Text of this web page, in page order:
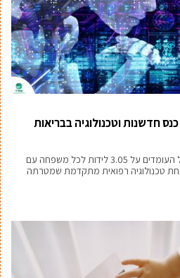
חדשנות וטכנולוגיה בבריאות
לצד שיעורי הפריון הגבוהים בישראל העומדים על 3.05 לידות לכל משפחה עם